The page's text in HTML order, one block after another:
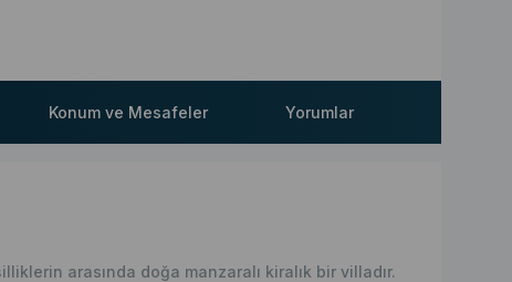
Konum ve Mesafeler Yorumlar
arasında doğa manzaralı kiralık bir villadır.